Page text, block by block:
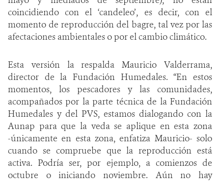
coincidiendo con el ‘candeleo’, es decir, con el
momento de reproducción del bagre, tal vez por las
afectaciones ambientales o por el cambio climático.
Esta versión la respalda Mauricio Valderrama,
director de la Fundación Humedales. “En estos
momentos, los pescadores y las comunidades,
acompañados por la parte técnica de la Fundación
Humedales y del PVS, estamos dialogando con la
Aunap para que la veda se aplique en esta zona
-únicamente en esta zona, enfatiza Mauricio- solo
cuando se compruebe que la reproducción está
activa. Podría ser, por ejemplo, a comienzos de
octubre o iniciando noviembre. Aún no hay